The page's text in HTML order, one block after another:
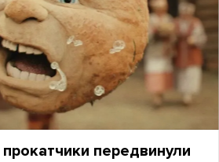
передвинули